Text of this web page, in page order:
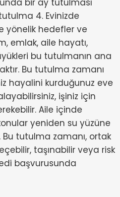
bir ay tutulması
4. Evinizde
yönelik hedefler ve
emlak, aile hayatı,
bu tutulmanın ana
Bu tutulma zamanı
hayalini kurduğunuz eve
işiniz için
Aile içinde
yeniden su yüzüne
Bu tutulma zamanı, ortak
taşınabilir veya risk
başvurusunda